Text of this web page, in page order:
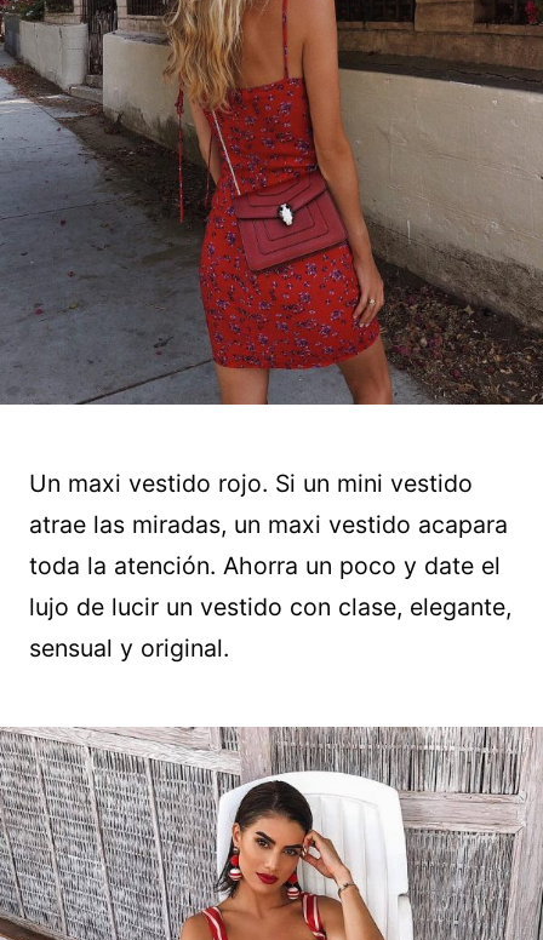
Un maxi vestido rojo. Si un mini vestido
atrae las miradas, un maxi vestido acapara
toda la atención. Ahorra un poco y date el
lujo de lucir un vestido con clase, elegante,
sensual y original.